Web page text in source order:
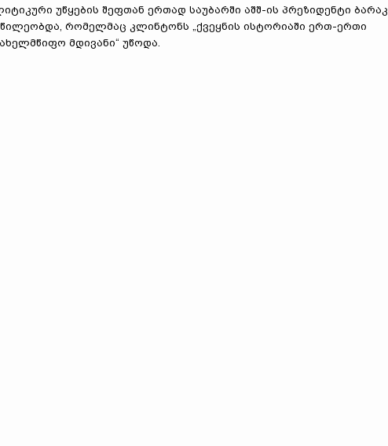
უწყების შეფთან ერთად საუბარში აშშ-ის პრეზიდენტი ბარაკ
რომელმაც კლინტონს „ქვეყნის ისტორიაში ერთ-ერთი
მდივანი“ უწოდა.